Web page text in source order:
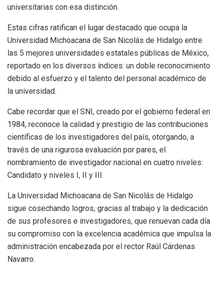
universitarias con esa distinción.
Estas cifras ratifican el lugar destacado que ocupa la
Universidad Michoacana de San Nicolás de Hidalgo entre
las 5 mejores universidades estatales públicas de México,
reportado en los diversos índices: un doble reconocimiento
debido al esfuerzo y el talento del personal académico de
la universidad.
Cabe recordar que el SNI, creado por el gobierno federal en
1984, reconoce la calidad y prestigio de las contribuciones
científicas de los investigadores del país, otorgando, a
través de una rigurosa evaluación por pares, el
nombramiento de investigador nacional en cuatro niveles:
Candidato y niveles I, II y III.
La Universidad Michoacana de San Nicolás de Hidalgo
sigue cosechando logros, gracias al trabajo y la dedicación
de sus profesores e investigadores, que renuevan cada día
su compromiso con la excelencia académica que impulsa la
administración encabezada por el rector Raúl Cárdenas
Navarro.